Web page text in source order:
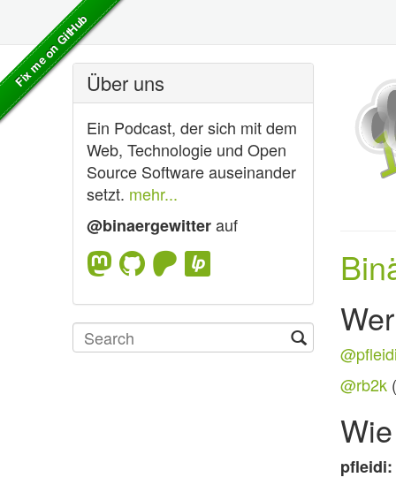
Über uns
Ein Podcast, der sich mit dem
Web, Technologie und Open
Source Software auseinander
setzt. mehr...
@binaergewitterauf
@pfleidi
@rb2k
pfleidi: